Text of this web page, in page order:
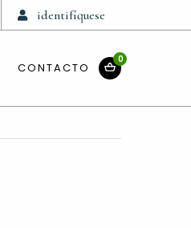
identifíquese
CONTACTO
0